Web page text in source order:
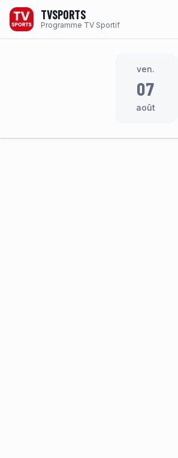
TVSPORTS
Programme TV Sportif
ven.
07
août